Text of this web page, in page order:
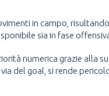
in campo,
sia in fase
numerica grazie alla
del goal, si rende